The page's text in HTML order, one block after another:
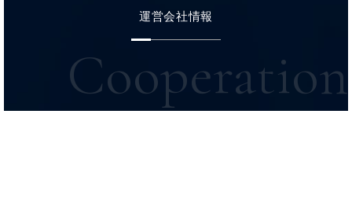
運営会社情報
Cooperation